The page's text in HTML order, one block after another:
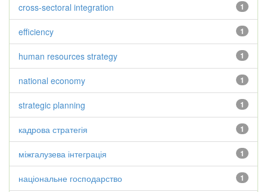
1
cross-sectoral integration
1
efficiency
1
human resources strategy
1
national economy
1
strategic planning
1
кадрова стратегія
1
міжгалузева інтеграція
1
національне господарство